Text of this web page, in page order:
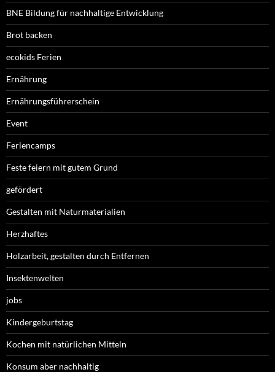
BNE Bildung für nachhaltige Entwicklung
Brot backen
ecokids Ferien
Ernährung
Ernährungsführerschein
Event
Feriencamps
Feste feiern mit gutem Grund
gefördert
Gestalten mit Naturmaterialien
Herzhaftes
Holzarbeit, gestalten durch Entfernen
Insektenwelten
jobs
Kindergeburtstag
Kochen mit natürlichen Mitteln
Konsum aber nachhaltig